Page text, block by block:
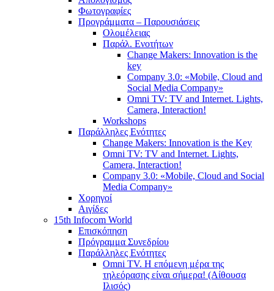
Φωτογραφίες
Προγράμματα – Παρουσιάσεις
Ολομέλειας
Παράλ. Ενοτήτων
Change Makers: Innovation is the
key
Company 3.0: «Mobile, Cloud and
Social Media Company»
Omni TV: TV and Internet. Lights,
Camera, Interaction!
Workshops
Παράλληλες Ενότητες
Change Makers: Innovation is the Key
Omni TV: TV and Internet. Lights,
Camera, Interaction!
Company 3.0: «Mobile, Cloud and Social
Media Company»
Χορηγοί
Αιγίδες
15th Infocom World
Επισκόπηση
Πρόγραμμα Συνεδρίου
Παράλληλες Ενότητες
Omni TV. Η επόμενη μέρα της
τηλεόρασης είναι σήμερα! (Αίθουσα
Ιλισός)